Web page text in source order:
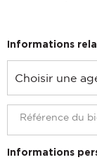
Informations
Informations